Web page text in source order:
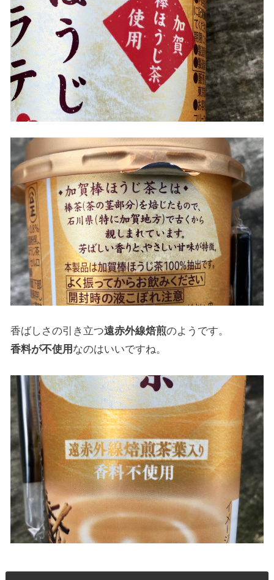
香ばしさの引き立つ遠赤外線焙煎のようです。
香料が不使用 なのはいいですね。